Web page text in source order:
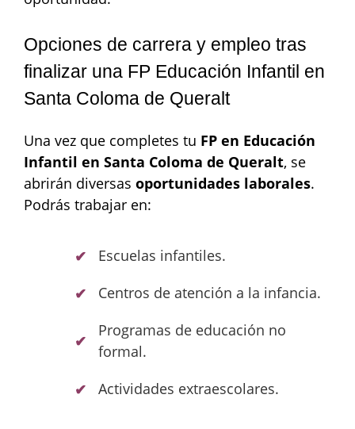
Opciones de carrera y empleo tras
finalizar una FP Educación Infantil en
Santa Coloma de Queralt
Una vez que completes tu FP en Educación
Infantil en Santa Coloma de Queralt, se
abrirán diversas oportunidades laborales.
Podrás trabajar en:
Escuelas infantiles.
Centros de atención a la infancia.
Programas de educación no
formal.
Actividades extraescolares.